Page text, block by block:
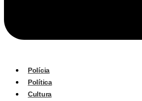
Polícia
Política
Cultura